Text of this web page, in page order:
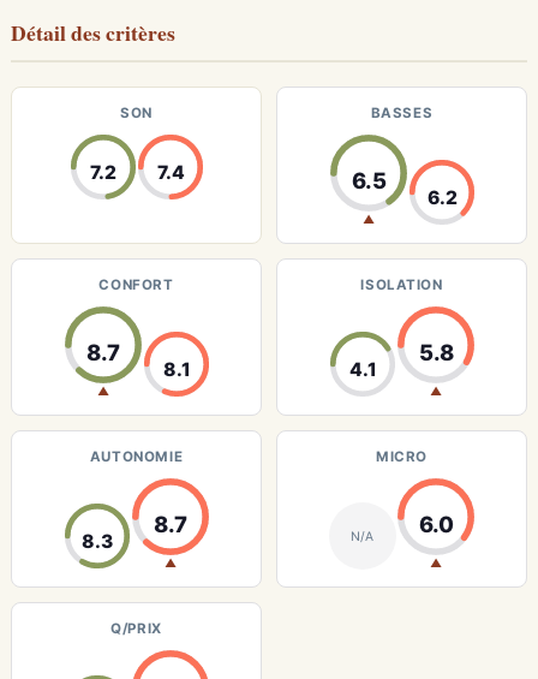
Détail des critères
SON
7.2 7.4
BASSES
6.5
▲
6.2
CONFORT
8.7
▲
8.1
ISOLATION
4.1
5.8
▲
AUTONOMIE
8.3
8.7
▲
MICRO
N/A 6.0
▲
Q/PRIX